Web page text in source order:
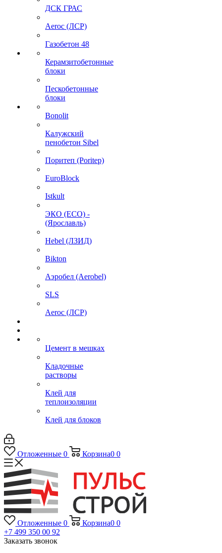
ДСК ГРАС
Aeroc (ЛСР)
Газобетон 48
Керамзитобетонные
блоки
Пескобетонные
блоки
Bonolit
Калужский
пенобетон Sibel
Поритеп (Poritep)
EuroBlock
Istkult
ЭКО (ECO) -
(Ярославль)
Hebel (ЛЗИД)
Bikton
Аэробел (Aerobel)
SLS
Aeroc (ЛСР)
Цемент в мешках
Кладочные
растворы
Клей для
теплоизоляции
Клей для блоков
Отложенные 0 Корзина0 0
Отложенные 0 Корзина0 0
+7 499 350 00 92
Заказать звонок